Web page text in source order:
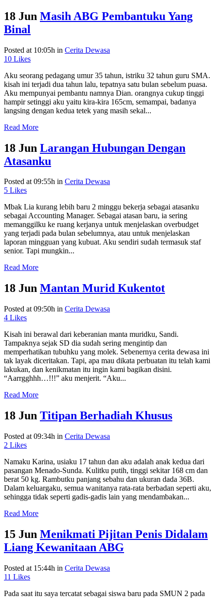
18 Jun Masih ABG Pembantuku Yang
Binal
Posted at 10:05h in Cerita Dewasa
10 Likes
Aku seorang pedagang umur 35 tahun, istriku 32 tahun guru SMA.
kisah ini terjadi dua tahun lalu, tepatnya satu bulan sebelum puasa.
Aku mempunyai pembantu namnya Dian. orangnya cukup tinggi
hampir setinggi aku yaitu kira-kira 165cm, semampai, badanya
langsing dengan kedua tetek yang masih sekal...
Read More
18 Jun Larangan Hubungan Dengan
Atasanku
Posted at 09:55h in Cerita Dewasa
5 Likes
Mbak Lia kurang lebih baru 2 minggu bekerja sebagai atasanku
sebagai Accounting Manager. Sebagai atasan baru, ia sering
memanggilku ke ruang kerjanya untuk menjelaskan overbudget
yang terjadi pada bulan sebelumnya, atau untuk menjelaskan
laporan mingguan yang kubuat. Aku sendiri sudah termasuk staf
senior. Tapi mungkin...
Read More
18 Jun Mantan Murid Kukentot
Posted at 09:50h in Cerita Dewasa
4 Likes
Kisah ini berawal dari keberanian manta muridku, Sandi.
Tampaknya sejak SD dia sudah sering mengintip dan
memperhatikan tubuhku yang molek. Sebenernya cerita dewasa ini
tak layak diceritakan. Tapi, apa mau dikata perbuatan itu telah kami
lakukan, dan kenikmatan itu ingin kami bagikan disini.
“Aarrgghhh…!!!” aku menjerit. “Aku...
Read More
18 Jun Titipan Berhadiah Khusus
Posted at 09:34h in Cerita Dewasa
2 Likes
Namaku Karina, usiaku 17 tahun dan aku adalah anak kedua dari
pasangan Menado-Sunda. Kulitku putih, tinggi sekitar 168 cm dan
berat 50 kg. Rambutku panjang sebahu dan ukuran dada 36B.
Dalam keluargaku, semua wanitanya rata-rata berbadan seperti aku,
sehingga tidak seperti gadis-gadis lain yang mendambakan...
Read More
15 Jun Menikmati Pijitan Penis Didalam
Liang Kewanitaan ABG
Posted at 15:44h in Cerita Dewasa
11 Likes
Pada saat itu saya tercatat sebagai siswa baru pada SMUN 2 pada